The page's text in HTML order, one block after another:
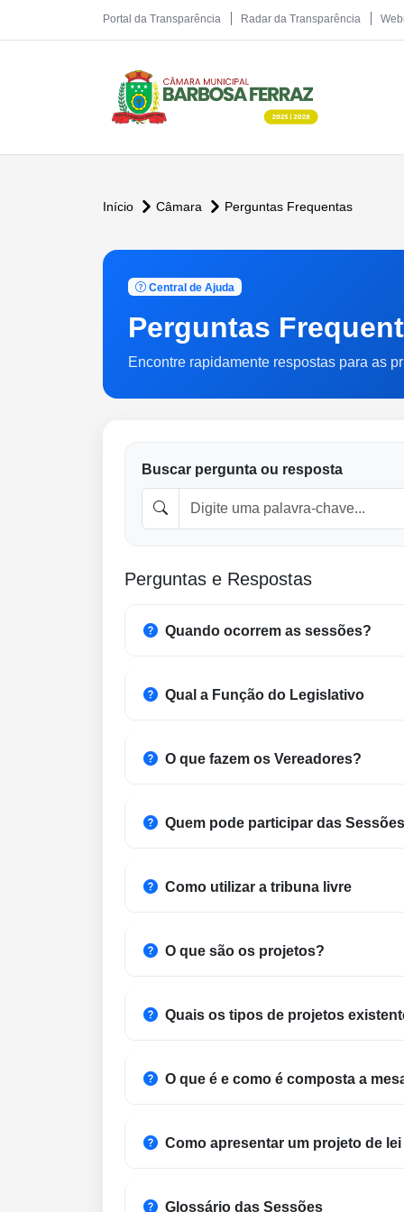
Portal da Transparência Radar da Transparência
Início Câmara Perguntas Frequentas
Central de Ajuda
Perguntas
Encontre rapidamente respostas para as
Buscar pergunta ou resposta
Perguntas e Respostas
Quando ocorrem as sessões?
Qual a Função do Legislativo
O que fazem os Vereadores?
Quem pode participar das
Como utilizar a tribuna livre
O que são os projetos?
Quais os tipos de projetos
O que é e como é composta a
Como apresentar um projeto de
Glossário das Sessões